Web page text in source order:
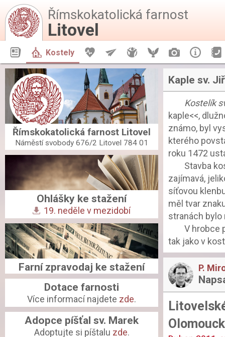
Římskokatolická farnost
Litovel
AktualityKostely Život farnosti
Aktivity Mládež Orel Fotogalerie
Římskokatolická farnost Litovel
Náměstí svobody 676/2 Litovel 784 01
Ohlášky ke stažení
19. neděle v mezidobí
Farní zpravodaj ke stažení
Dotace farnosti
Více informací najdete zde.
Adopce píšťal sv. Marek
Adoptujte si píštalu zde.
Kaple sv.
Kostelík
kaple<<,
známo, byl
kterého
roku 1472
zajímavá,
síťovou
měl tvar
stranách bylo
tak jako v
P.